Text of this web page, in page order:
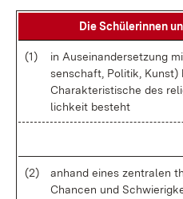
Die Schü­le­rin­nen
(1)
in Aus­ein­an­der­set­zung
sen­schaft, Po­li­tik, Kunst)
Cha­rak­te­ris­ti­sche des
lich­keit be­steht
(2)
an­hand ei­nes zen­tra­len
Chan­cen und